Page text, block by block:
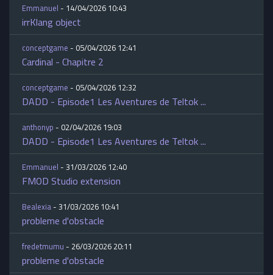
Emmanuel- 14/04/2026 10:43
irrKlang object
conceptgame- 05/04/2026 12:41
Cardinal - Chapitre 2
conceptgame- 05/04/2026 12:32
DADD - Episode1 Les Aventures de Teltok ...
anthonyp- 02/04/2026 19:03
DADD - Episode1 Les Aventures de Teltok ...
Emmanuel- 31/03/2026 12:40
FMOD Studio extension
Bealexia- 31/03/2026 10:41
probleme d'obstacle
fredetmumu- 26/03/2026 20:11
probleme d'obstacle